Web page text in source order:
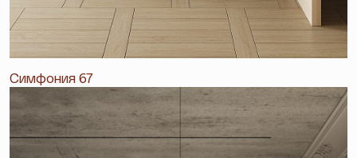
Симфония 67